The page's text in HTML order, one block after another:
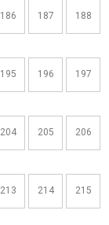
186 187 188
195 196 197
204 205 206
213 214 215